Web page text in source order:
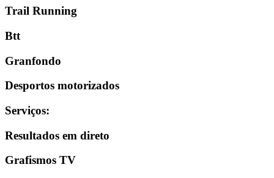
Trail Running
Btt
Granfondo
Desportos motorizados
Serviços:
Resultados em direto
Grafismos TV